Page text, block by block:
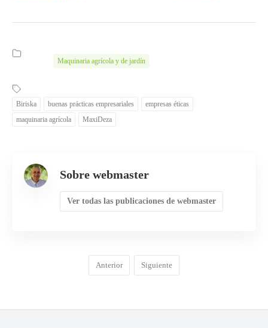
Maquinaria agrícola y de jardín
Biriska buenas prácticas empresariales
empresas éticas
maquinaria agrícola
MaxiDeza
Sobre webmaster
Ver todas las publicaciones de webmaster
Anterior Siguiente